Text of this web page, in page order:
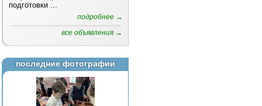
подготовки ...
подробнее →
все объявления →
последние фотографии